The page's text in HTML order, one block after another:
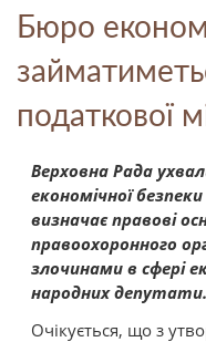
Бюро
податкової
Верховна Рада
економічної
визначає правові
правоохоронного
злочинами в сфері
народних депутати.
Очікується, що з